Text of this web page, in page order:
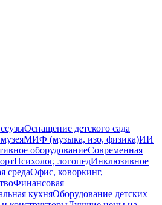
Оснащение детского сада
МИФ (музыка, изо, физика)ИИ
оборудованиеСовременная
Психолог, логопедИнклюзивное
средаОфис, коворкинг,
Финансовая
кухняОборудование детских